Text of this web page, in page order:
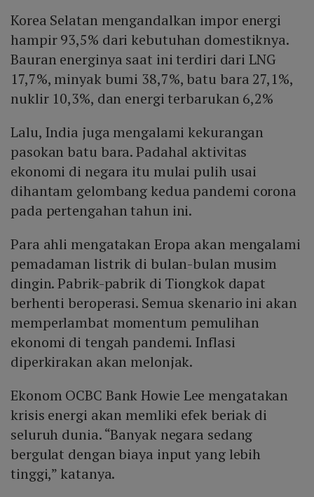
Korea Selatan mengandalkan impor energi
hampir 93,5% dari kebutuhan domestiknya.
Bauran energinya saat ini terdiri dari LNG
17,7%, minyak bumi 38,7%, batu bara 27,1%,
nuklir 10,3%, dan energi terbarukan 6,2%
Lalu, India juga mengalami kekurangan
pasokan batu bara. Padahal aktivitas
ekonomi di negara itu mulai pulih usai
dihantam gelombang kedua pandemi corona
pada pertengahan tahun ini.
Para ahli mengatakan Eropa akan mengalami
pemadaman listrik di bulan-bulan musim
dingin. Pabrik-pabrik di Tiongkok dapat
berhenti beroperasi. Semua skenario ini akan
memperlambat momentum pemulihan
ekonomi di tengah pandemi. Inflasi
diperkirakan akan melonjak.
Ekonom OCBC Bank Howie Lee mengatakan
krisis energi akan memliki efek beriak di
seluruh dunia. “Banyak negara sedang
bergulat dengan biaya input yang lebih
tinggi,” katanya.